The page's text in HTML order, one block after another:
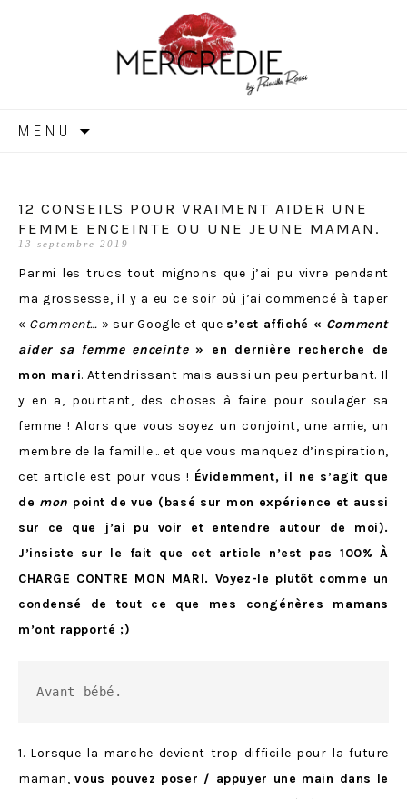
MERCREDIE
MENU
12 CONSEILS POUR VRAIMENT AIDER UNE
FEMME ENCEINTE OU UNE JEUNE MAMAN.
13 septembre 2019
Parmi les trucs tout mignons que j’ai pu vivre pendant
ma grossesse, il y a eu ce soir où j’ai commencé à taper
« Comment… » sur Google et que s’est affiché « Comment
aider sa femme enceinte» en dernière recherche de
mon mari. Attendrissant mais aussi un peu perturbant. Il
y en a, pourtant, des choses à faire pour soulager sa
femme ! Alors que vous soyez un conjoint, une amie, un
membre de la famille… et que vous manquez d’inspiration,
cet article est pour vous ! Évidemment, il ne s’agit que
de mon point de vue (basé sur mon expérience et aussi
sur ce que j’ai pu voir et entendre autour de moi).
J’insiste sur le fait que cet article n’est pas 100% À
CHARGE CONTRE MON MARI. Voyez-le plutôt comme un
condensé de tout ce que mes congénères mamans
m’ont rapporté ;)
Avant bébé.
1. Lorsque la marche devient trop difficile pour la future
maman,vous pouvez poser / appuyer une main dans le